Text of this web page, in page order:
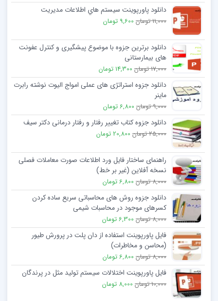
دانلود پاورپوینت سيستم هاي اطلاعات مديريت
11,000 تومان 9,600 تومان
دانلود برترین جزوه با موضوع پیشگیری و کنترل عفونت
های بیمارستانی
17,000 تومان 14,300 تومان
دانلود جزوه استراتژی های عملی امواج الیوت نوشته رابرت
ماینر
9,000 تومان 6,800 تومان
دانلود جزوه کتاب تغییر رفتار و رفتار درمانی دکتر سیف
25,000 تومان 20,800 تومان
راهنمای ساختار فایل ورد اطلاعات صورت معاملات فصلی
نسخه آفلاین (غیر بر خط)
8,000 تومان 6,800 تومان
دانلود جزوه روش ھای محاسباتی سریع ساده کردن
کسرھای موجود در محاسبات شیمی
8,000 تومان 6,300 تومان
فایل پاورپوینت استفاده از دان پلت در پرورش طیور
(محاسن و مخاطرات)
8,000 تومان 6,800 تومان
فایل پاورپوینت اختلالات سیستم تولید مثل در پرندگان
10,000 تومان 8,000 تومان